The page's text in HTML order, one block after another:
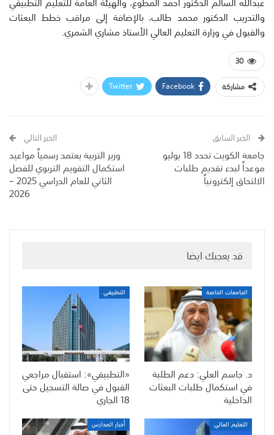
والتدريب الدكتور محمد طالب، بالإضافة إلى مراقب خطط البعثات
والقبول في وزارة التعليم العالي الأستاذ مشاري الشمري.
30
مشاركة
Facebook
Twitter
الخبر السابق
جامعة الكويت تحدد 18 يوليو
موعداً لبدء تقديم طلبات
الالتحاق إلكترونياً
الخبر التالي
وزير التربية يعتمد رسمياً مواعيد
استكمال التقويم التربوي للفصل
الثاني للعام الدراسي 2025 –
2026
قد يعجبك ايضا
الجامعات الخاصة
د. جاسم العلي: دعم الطلبة
في استكمال طلبات البعثات
الداخلية
التطبيقي
«التطبيقي»: استقبال مراجعي
القبول في صالة التسجيل حتى
18 الجاري
التعليم العالي أخبار المدارس